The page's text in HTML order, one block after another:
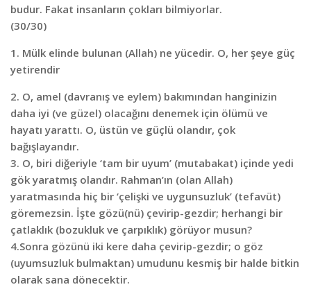
budur. Fakat insanların çokları bilmiyorlar.
(30/30)
1. Mülk elinde bulunan (Allah) ne yücedir. O, her şeye güç
yetirendir
2. O, amel (davranış ve eylem) bakımından hanginizin
daha iyi (ve güzel) olacağını denemek için ölümü ve
hayatı yarattı. O, üstün ve güçlü olandır, çok
bağışlayandır.
3. O, biri diğeriyle ‘tam bir uyum’ (mutabakat) içinde yedi
gök yaratmış olandır. Rahman’ın (olan Allah)
yaratmasında hiç bir ‘çelişki ve uygunsuzluk’ (tefavüt)
göremezsin. İşte gözü(nü) çevirip-gezdir; herhangi bir
çatlaklık (bozukluk ve çarpıklık) görüyor musun?
4.Sonra gözünü iki kere daha çevirip-gezdir; o göz
(uyumsuzluk bulmaktan) umudunu kesmiş bir halde bitkin
olarak sana dönecektir.